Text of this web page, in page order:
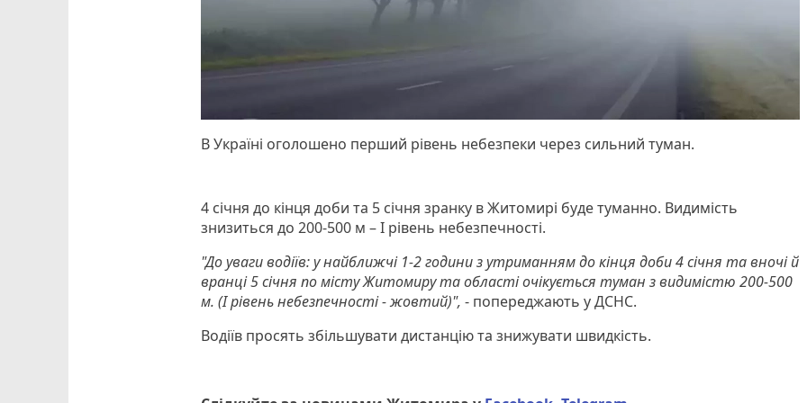
В Україні оголошено перший рівень небезпеки через сильний туман.
4 січня до кінця доби та 5 січня зранку в Житомирі буде туманно. Видимість
знизиться до 200-500 м – І рівень небезпечності.
"До уваги водіїв: у найближчі 1-2 години з утриманням до кінця доби 4 січня та вночі й
вранці 5 січня по місту Житомиру та області очікується туман з видимістю 200-500
м. (І рівень небезпечності - жовтий)",- попереджають у ДСНС.
Водіїв просять збільшувати дистанцію та знижувати швидкість.